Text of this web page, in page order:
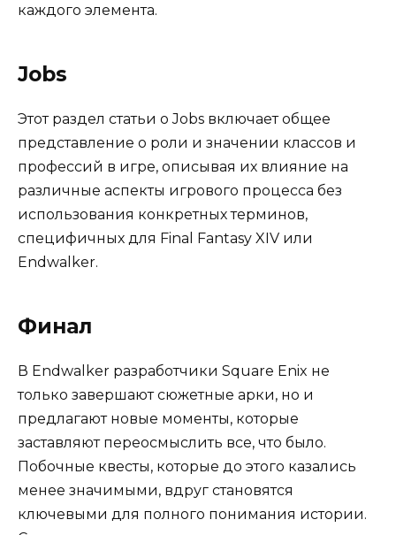
каждого элемента.
Jobs
Этот раздел статьи о Jobs включает общее
представление о роли и значении классов и
профессий в игре, описывая их влияние на
различные аспекты игрового процесса без
использования конкретных терминов,
специфичных для Final Fantasy XIV или
Endwalker.
Финал
В Endwalker разработчики Square Enix не
только завершают сюжетные арки, но и
предлагают новые моменты, которые
заставляют переосмыслить все, что было.
Побочные квесты, которые до этого казались
менее значимыми, вдруг становятся
ключевыми для полного понимания истории.